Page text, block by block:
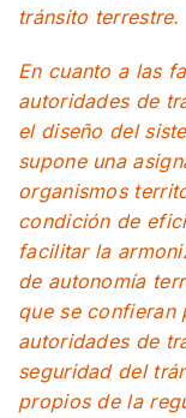
tránsito terrestre.
En cuanto a las
autoridades de
el diseño del
supone una
organismos
condición de
facilitar la
de autonomía
que se confieran
autoridades de
seguridad del
propios de la